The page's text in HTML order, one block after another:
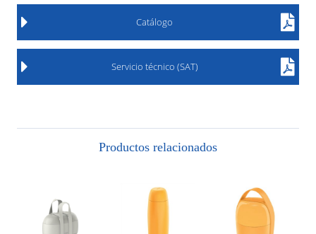
Catálogo
Servicio técnico (SAT)
Productos relacionados